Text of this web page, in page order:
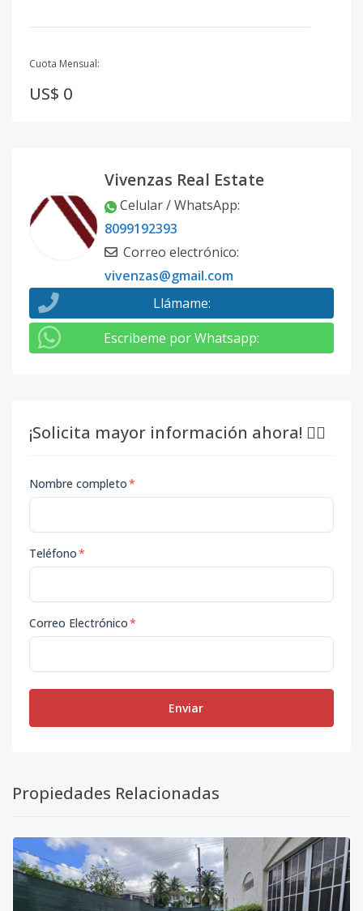
Cuota Mensual:
US$ 0
Vivenzas Real Estate
Celular / WhatsApp:
8099192393
Correo electrónico:
vivenzas@gmail.com
Llámame:
Escribeme por Whatsapp:
¡Solicita mayor información ahora! 👇🏽
Nombre completo*
Teléfono*
Correo Electrónico*
Enviar
Propiedades Relacionadas